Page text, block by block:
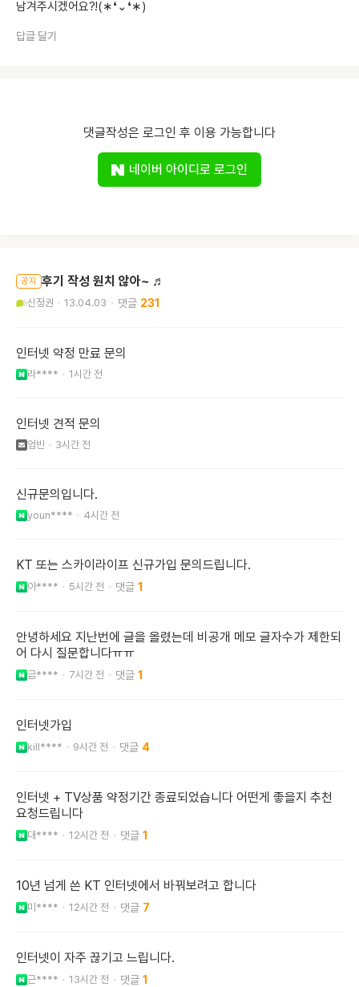
남겨주시겠어요?!(∗❛⌄❛∗)
답글 달기
댓글작성은 로그인 후 이용 가능합니다
네이버 아이디로 로그인
공지 후기 작성 원치 않아~ ♬
신정권 13.04.03 231
인터넷 약정 만료 문의
라**** 1시간 전
인터넷 견적 문의
엄빈 3시간 전
신규문의입니다.
youn**** 4시간 전
KT 또는 스카이라이프 신규가입 문의드립니다.
아**** 5시간 전 1
안녕하세요 지난번에 글을 올렸는데 비공개 메모 글자수가 제한되
어 다시 질문합니다ㅠㅠ
금**** 7시간 전 1
인터넷가입
kill**** 9시간 전 4
인터넷 + TV상품 약정기간 종료되었습니다 어떤게 좋을지 추천
요청드립니다
대**** 12시간 전 1
10년 넘게 쓴 KT 인터넷에서 바꿔보려고 합니다
미**** 12시간 전 7
인터넷이 자주 끊기고 느립니다.
근**** 13시간 전 1